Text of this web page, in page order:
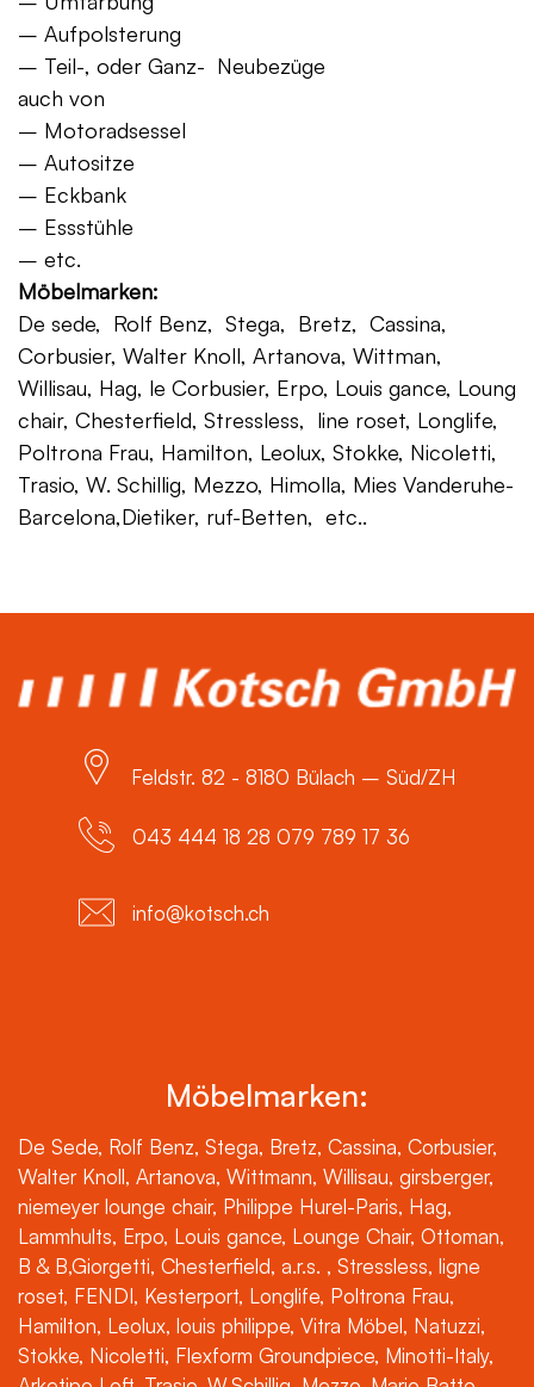
– Aufpolsterung
– Teil-, oder Ganz- Neubezüge
auch von
– Motoradsessel
– Autositze
– Eckbank
– Essstühle
– etc.
Möbelmarken:
De sede, Rolf Benz, Stega, Bretz, Cassina,
Corbusier, Walter Knoll, Artanova, Wittman,
Willisau, Hag, le Corbusier, Erpo, Louis gance, Loung
chair, Chesterfield, Stressless, line roset, Longlife,
Poltrona Frau, Hamilton, Leolux, Stokke, Nicoletti,
Trasio, W. Schillig, Mezzo, Himolla, Mies Vanderuhe-
Barcelona,Dietiker, ruf-Betten, etc..
Feldstr. 82 - 8180 Bülach – Süd/ZH
043 444 18 28 079 789 17 36
info@kotsch.ch
Möbelmarken:
De Sede, Rolf Benz, Stega, Bretz, Cassina, Corbusier,
Walter Knoll, Artanova, Wittmann, Willisau, girsberger,
niemeyer lounge chair, Philippe Hurel-Paris, Hag,
Lammhults, Erpo, Louis gance, Lounge Chair, Ottoman,
B & B,Giorgetti, Chesterfield, a.r.s. , Stressless, ligne
roset, FENDI, Kesterport, Longlife, Poltrona Frau,
Hamilton, Leolux, louis philippe, Vitra Möbel, Natuzzi,
Stokke, Nicoletti, Flexform Groundpiece, Minotti-Italy,